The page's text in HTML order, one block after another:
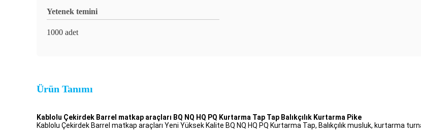
Yetenek temini
1000 adet
Ürün Tanımı
Kablolu Çekirdek Barrel matkap araçları BQ NQ HQ PQ Kurtarma Tap Tap Balıkçılık Kurtarma Pike
Kablolu Çekirdek Barrel matkap araçları Yeni Yüksek Kalite BQ NQ HQ PQ Kurtarma Tap, Balıkçılık musluk, kurtarma